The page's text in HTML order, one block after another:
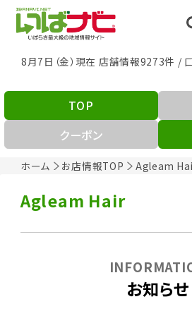
8月7日（金）現在 店舗情報9273件 /
ホーム お店情報TOP Agleam
TOP
クーポン
Agleam Hair
お知らせ